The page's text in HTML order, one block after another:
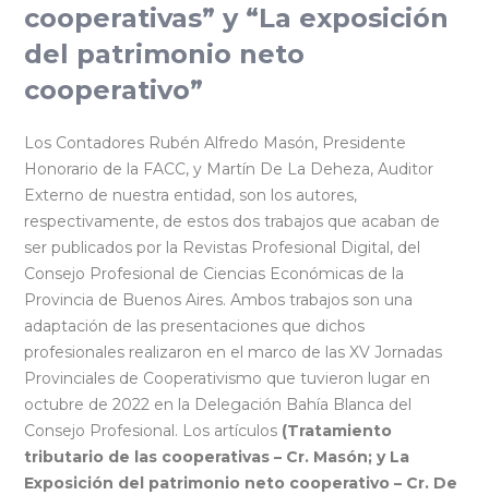
cooperativas” y “La exposición
del patrimonio neto
cooperativo”
Los Contadores Rubén Alfredo Masón, Presidente
Honorario de la FACC, y Martín De La Deheza, Auditor
Externo de nuestra entidad, son los autores,
respectivamente, de estos dos trabajos que acaban de
ser publicados por la Revistas Profesional Digital, del
Consejo Profesional de Ciencias Económicas de la
Provincia de Buenos Aires. Ambos trabajos son una
adaptación de las presentaciones que dichos
profesionales realizaron en el marco de las XV Jornadas
Provinciales de Cooperativismo que tuvieron lugar en
octubre de 2022 en la Delegación Bahía Blanca del
Consejo Profesional. Los artículos (Tratamiento
tributario de las cooperativas – Cr. Masón; y La
Exposición del patrimonio neto cooperativo – Cr. De